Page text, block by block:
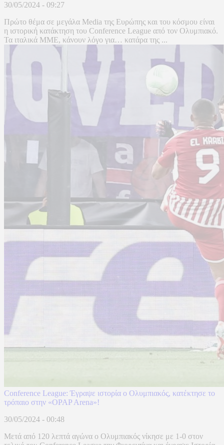
30/05/2024 - 09:27
Πρώτο θέμα σε μεγάλα Media της Ευρώπης και του κόσμου είναι
η ιστορική κατάκτηση του Conference League από τον Ολυμπιακό.
Τα ιταλικά ΜΜΕ, κάνουν λόγο για… κατάρα της ...
Conference League: Έγραψε ιστορία ο Ολυμπιακός, κατέκτησε το
τρόπαιο στην «OPAP Arena»!
30/05/2024 - 00:48
Μετά από 120 λεπτά αγώνα ο Ολυμπιακός νίκησε με 1-0 στον